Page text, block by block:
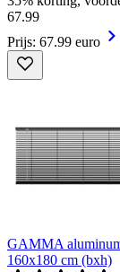
67.99
Prijs: 67.99 euro
GAMMA
160x180 cm (bxh)